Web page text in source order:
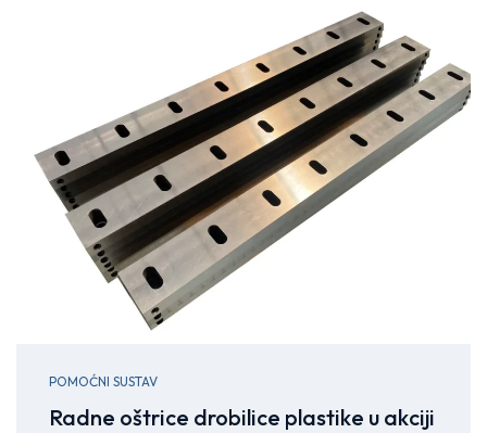
POMOĆNI SUSTAV
Radne oštrice drobilice plastike u akciji